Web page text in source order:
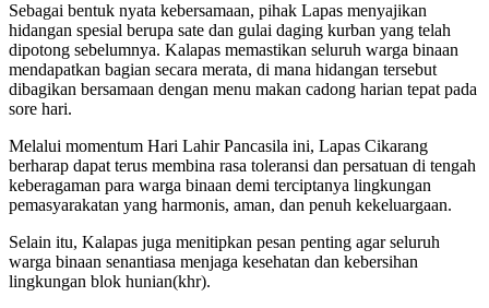
Sebagai bentuk nyata kebersamaan, pihak Lapas menyajikan
hidangan spesial berupa sate dan gulai daging kurban yang telah
dipotong sebelumnya. Kalapas memastikan seluruh warga binaan
mendapatkan bagian secara merata, di mana hidangan tersebut
dibagikan bersamaan dengan menu makan cadong harian tepat pada
sore hari.
Melalui momentum Hari Lahir Pancasila ini, Lapas Cikarang
berharap dapat terus membina rasa toleransi dan persatuan di tengah
keberagaman para warga binaan demi terciptanya lingkungan
pemasyarakatan yang harmonis, aman, dan penuh kekeluargaan.
Selain itu, Kalapas juga menitipkan pesan penting agar seluruh
warga binaan senantiasa menjaga kesehatan dan kebersihan
lingkungan blok hunian(khr).